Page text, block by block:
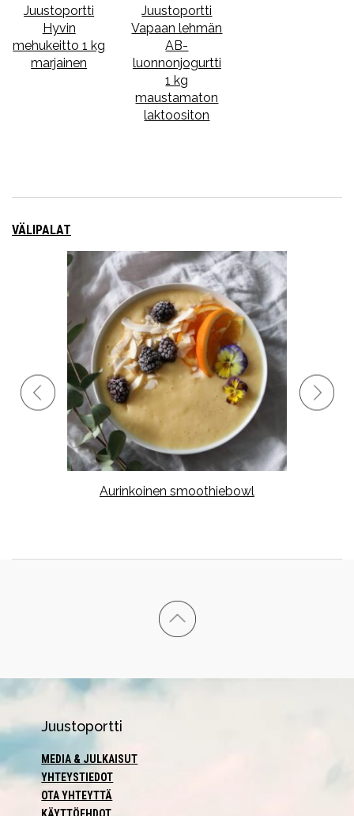
Juustoportti
Hyvin
mehukeitto 1 kg
marjainen
Juustoportti
Vapaan lehmän
AB-
luonnonjogurtti
1 kg
maustamaton
laktoositon
VÄLIPALAT
Aurinkoinen smoothiebowl
Juustoportti
MEDIA & JULKAISUT
YHTEYSTIEDOT
OTA YHTEYTTÄ
KÄYTTÖEHDOT